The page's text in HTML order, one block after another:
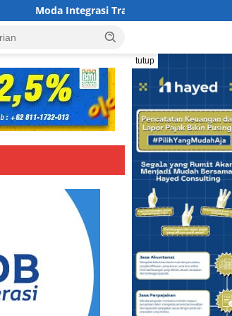
Jabodetabek dan Nippon Signal
tutup